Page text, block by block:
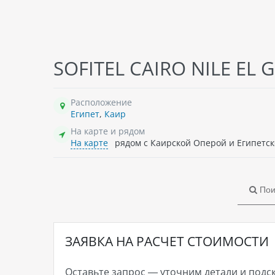
SOFITEL CAIRO NILE EL
Расположение
Египет, Каир
На карте и рядом
На карте
рядом с Каирской Оперой и
ЗАЯВКА НА РАСЧЕТ СТОИМОСТИ
Оставьте запрос — уточним детали и
Египет, Отель состоит из двух 3-
этажных зданий. Всего 106 номеров.
571 425₸ - 2026-08-14 , 6 ноч. , 2 взр.
→подробнее о туре
→